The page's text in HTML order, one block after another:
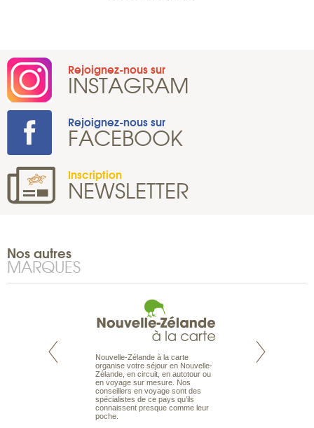
Rejoignez-nous sur
INSTAGRAM
Rejoignez-nous sur
FACEBOOK
Inscription
NEWSLETTER
Nos autres
MARQUES
est le spécialiste
Nouvelle-Zélande à la carte
organise votre séjour en Nouvelle-
Zélande, en circuit, en autotour ou
en voyage sur mesure. Nos
conseillers en voyage sont des
spécialistes de ce pays qu’ils
connaissent presque comme leur
poche.
Notre site